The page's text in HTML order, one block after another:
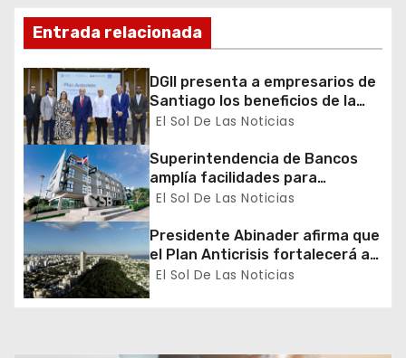
n
d
e
e
n
t
r
a
Entrada relacionada
DGII presenta a empresarios de
Santiago los beneficios de la
Ley 30-26
El Sol De Las Noticias
Superintendencia de Bancos
amplía facilidades para
apertura de cuentas básicas de
ahorro y fortalece inclusión
financiera
El Sol De Las Noticias
Presidente Abinader afirma que
el Plan Anticrisis fortalecerá a
las mipymes, protegerá a la
clase media y sostendrá el
El Sol De Las Noticias